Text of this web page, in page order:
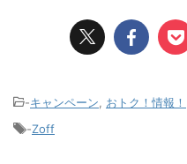
-キャンペーン
おトク！情報！
-Zoff